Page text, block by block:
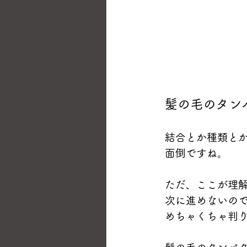
髪の毛のタン
結合とか種類と
面倒ですね。
ただ、ここが理
次に進めないの
めちゃくちゃ判